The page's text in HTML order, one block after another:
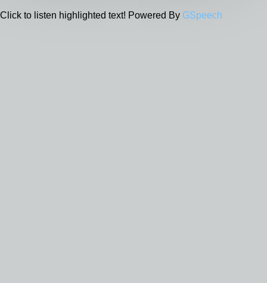
Click to listen highlighted text! Powered By GSpeech